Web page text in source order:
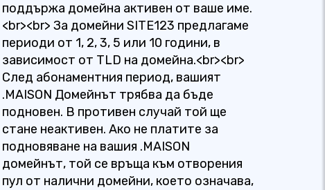
поддържа домейна активен от ваше име.
<br><br> За домейни SITE123 предлагаме
периоди от 1, 2, 3, 5 или 10 години, в
зависимост от TLD на домейна.<br><br>
След абонаментния период, вашият
.MAISON Домейнът трябва да бъде
подновен. В противен случай той ще
стане неактивен. Ако не платите за
подновяване на вашия .MAISON
домейнът, той се връща към отворения
пул от налични домейни, което означава,